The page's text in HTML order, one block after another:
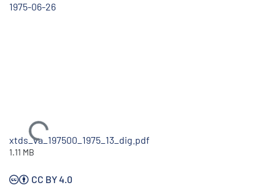
1975-06-26
Ladataan...
xtds_va_197500_1975_13_dig.pdf
1.11 MB
CC BY 4.0